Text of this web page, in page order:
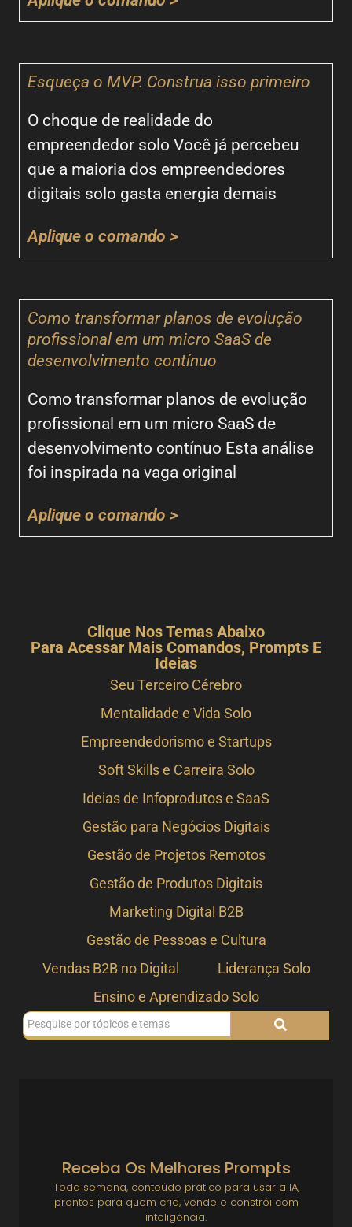
Esqueça o MVP. Construa isso primeiro
O choque de realidade do
empreendedor solo Você já percebeu
que a maioria dos empreendedores
digitais solo gasta energia demais
Aplique o comando >
Como transformar planos de evolução
profissional em um micro SaaS de
desenvolvimento contínuo
Como transformar planos de evolução
profissional em um micro SaaS de
desenvolvimento contínuo Esta análise
foi inspirada na vaga original
Aplique o comando >
Clique Nos Temas Abaixo
Para Acessar Mais Comandos, Prompts E
Ideias
Seu Terceiro Cérebro
Mentalidade e Vida Solo
Empreendedorismo e Startups
Soft Skills e Carreira Solo
Ideias de Infoprodutos e SaaS
Gestão para Negócios Digitais
Gestão de Projetos Remotos
Gestão de Produtos Digitais
Marketing Digital B2B
Gestão de Pessoas e Cultura
Vendas B2B no Digital
Liderança Solo
Ensino e Aprendizado Solo
Receba Os Melhores Prompts
Toda semana, conteúdo prático para usar a IA,
prontos para quem cria, vende e constrói com
inteligência.